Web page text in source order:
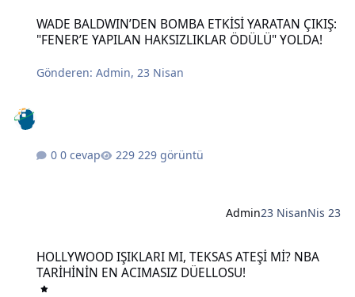
WADE BALDWIN’DEN BOMBA ETKİSİ YARATAN ÇIKIŞ:
"FENER’E YAPILAN HAKSIZLIKLAR ÖDÜLÜ" YOLDA!
Gönderen:Admin,23 Nisan
0 cevap 229 görüntü
Admin23 NisanNis 23
HOLLYWOOD IŞIKLARI MI, TEKSAS ATEŞİ Mİ? NBA
TARİHİNİN EN ACIMASIZ DÜELLOSU!